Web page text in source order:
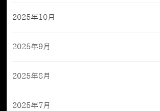
2025年10月
2025年9月
2025年8月
2025年7月